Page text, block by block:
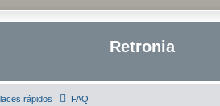
Retronia
rápidos FAQ